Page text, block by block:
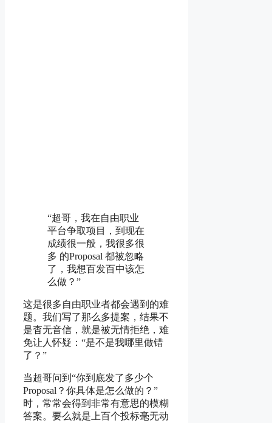
“超哥，我在自由职业
平台争取项目，到现在
成绩很一般，我很多很
多 的Proposal 都被忽略
了，我想百发百中该怎
么做？”
这是很多自由职业者都会遇到的难
题。我们写了那么多提案，结果不
是杳无音信，就是被无情拒绝，难
免让人怀疑：“是不是我哪里做错
了？”
当超哥问到“你到底发了多少个
Proposal？你具体是怎么做的？”
时，常常会得到非常有意思的模糊
答案。要么就是上百个投标毫无动